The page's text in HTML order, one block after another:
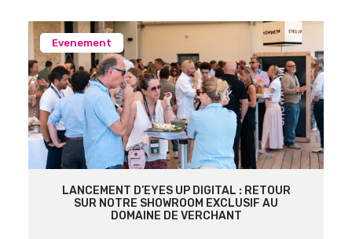
Evenement
LANCEMENT D’EYES UP DIGITAL : RETOUR
SUR NOTRE SHOWROOM EXCLUSIF AU
DOMAINE DE VERCHANT